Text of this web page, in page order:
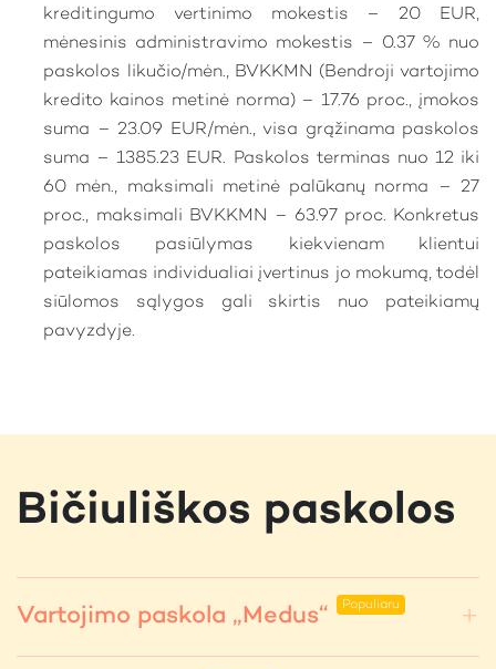
kreditingumo vertinimo mokestis – 20 EUR,
mėnesinis administravimo mokestis – 0.37 % nuo
paskolos likučio/mėn., BVKKMN (Bendroji vartojimo
kredito kainos metinė norma) – 17.76 proc., įmokos
suma – 23.09 EUR/mėn., visa grąžinama paskolos
suma – 1385.23 EUR. Paskolos terminas nuo 12 iki
60 mėn., maksimali metinė palūkanų norma – 27
proc., maksimali BVKKMN – 63.97 proc. Konkretus
paskolos pasiūlymas kiekvienam klientui
pateikiamas individualiai įvertinus jo mokumą, todėl
siūlomos sąlygos gali skirtis nuo pateikiamų
pavyzdyje.
Bičiuliškos paskolos
Vartojimo paskola „Medus“